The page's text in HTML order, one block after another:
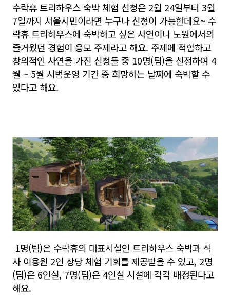
수락휴 트리하우스 숙박 체험 신청은 2월 24일부터 3월
7일까지 서울시민이라면 누구나 신청이 가능한데요~ 수
락휴 트리하우스에 숙박하고 싶은 사연이나 노원에서의
즐거웠던 경험이 응모 주제라고 해요. 주제에 적합하고
창의적인 사연을 가진 신청들 중 10명(팀)을 선정하여 4
월 ~ 5월 시범운영 기간 중 희망하는 날짜에 숙박할 수
있다고 해요.
1명(팀)은 수락휴의 대표시설인 트리하우스 숙박과 식
사 이용원 2인 상당 체험 기회를 제공받을 수 있고, 2명
(팀)은 6인실, 7명(팀)은 4인실 시설에 각각 배정된다고
해요.